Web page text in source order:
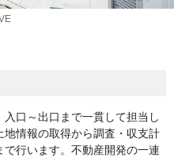
口～出口まで一貫して担当し
地情報の取得から調査・収支計
行います。不動産開発の一連